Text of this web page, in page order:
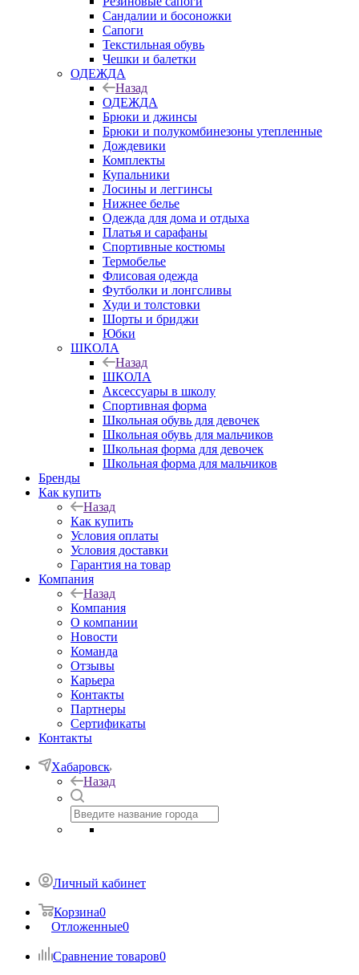
Сандалии и босоножки
Сапоги
Текстильная обувь
Чешки и балетки
ОДЕЖДА
Назад
ОДЕЖДА
Брюки и джинсы
Брюки и полукомбинезоны утепленные
Дождевики
Комплекты
Купальники
Лосины и леггинсы
Нижнее белье
Одежда для дома и отдыха
Платья и сарафаны
Спортивные костюмы
Термобелье
Флисовая одежда
Футболки и лонгсливы
Худи и толстовки
Шорты и бриджи
Юбки
ШКОЛА
Назад
ШКОЛА
Аксессуары в школу
Спортивная форма
Школьная обувь для девочек
Школьная обувь для мальчиков
Школьная форма для девочек
Школьная форма для мальчиков
Бренды
Как купить
Назад
Как купить
Условия оплаты
Условия доставки
Гарантия на товар
Компания
Назад
Компания
О компании
Новости
Команда
Отзывы
Карьера
Контакты
Партнеры
Сертификаты
Контакты
Хабаровск
Назад
Личный кабинет
Корзина0
Отложенные0
Сравнение товаров0